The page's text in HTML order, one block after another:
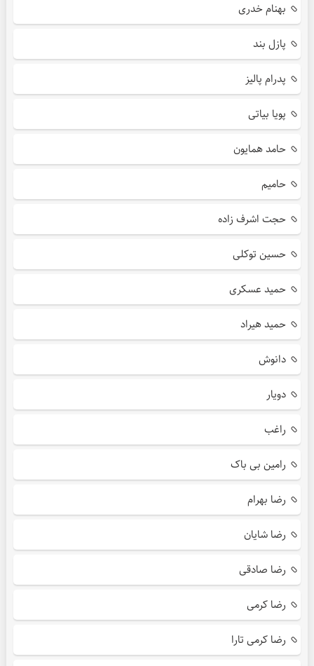
بهنام خدری
پازل بند
پدرام پالیز
پویا بیاتی
حامد همایون
حامیم
حجت اشرف زاده
حسین توکلی
حمید عسکری
حمید هیراد
دانوش
دویار
راغب
رامین بی باک
رضا بهرام
رضا شایان
رضا صادقی
رضا کرمی
رضا کرمی تارا